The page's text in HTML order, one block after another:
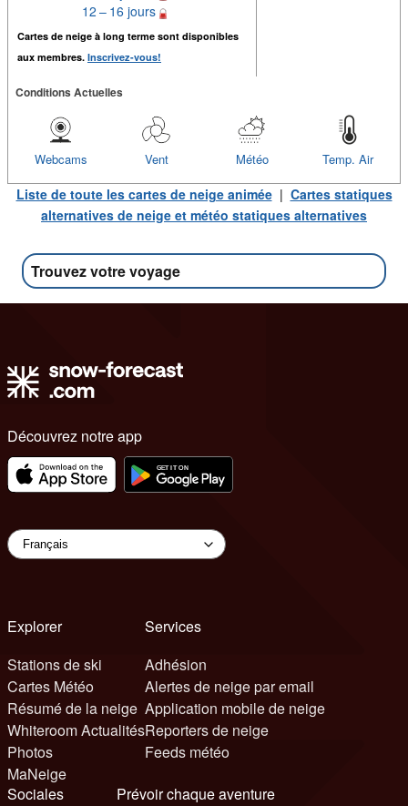
12 – 16 jours
Cartes de neige à long terme sont disponibles
aux membres. Inscrivez-vous!
Conditions Actuelles
Temp. Air
Météo
Vent
Webcams
Liste de toute les cartes de neige animée| Cartes statiques
alternatives de neige et météo statiques alternatives
Trouvez votre voyage
Découvrez notre app
Explorer
Stations de ski
Cartes Météo
Résumé de la neige
Whiteroom Actualités
Photos
MaNeige
Services
Adhésion
Alertes de neige par email
Application mobile de neige
Reporters de neige
Feeds météo
Sociales
Prévoir chaque aventure